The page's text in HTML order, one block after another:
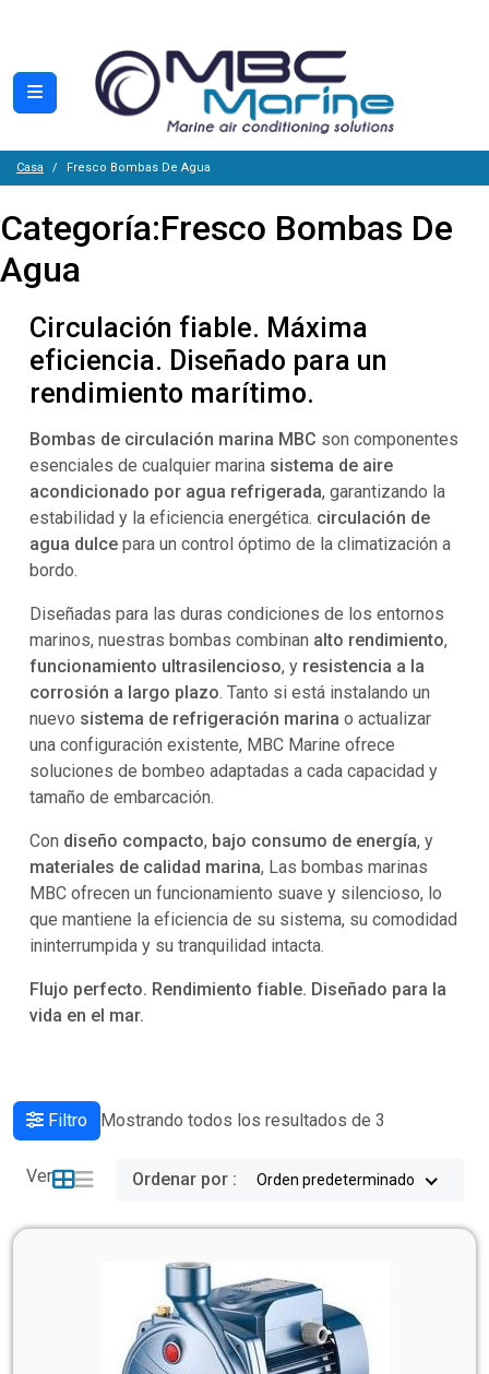
Casa Fresco Bombas De Agua
Categoría:Fresco Bombas De
Agua
Circulación fiable. Máxima
eficiencia. Diseñado para un
rendimiento marítimo.
Bombas de circulación marina MBC son componentes
esenciales de cualquier marina sistema de aire
acondicionado por agua refrigerada, garantizando la
estabilidad y la eficiencia energética. circulación de
agua dulcepara un control óptimo de la climatización a
bordo.
Diseñadas para las duras condiciones de los entornos
marinos, nuestras bombas combinan alto rendimiento,
funcionamiento ultrasilencioso, y resistencia a la
corrosión a largo plazo. Tanto si está instalando un
nuevo sistema de refrigeración marina o actualizar
una configuración existente, MBC Marine ofrece
soluciones de bombeo adaptadas a cada capacidad y
tamaño de embarcación.
Con diseño compacto, bajo consumo de energía, y
materiales de calidad marina, Las bombas marinas
MBC ofrecen un funcionamiento suave y silencioso, lo
que mantiene la eficiencia de su sistema, su comodidad
ininterrumpida y su tranquilidad intacta.
Flujo perfecto. Rendimiento fiable. Diseñado para la
vida en el mar.
Filtro Mostrando todos los resultados de 3
Ver Ordenar por : Orden predeterminado